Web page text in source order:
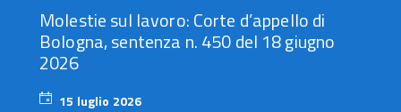
Molestie sul lavoro: Corte d’appello di
Bologna, sentenza n. 450 del 18 giugno
2026
15 luglio 2026